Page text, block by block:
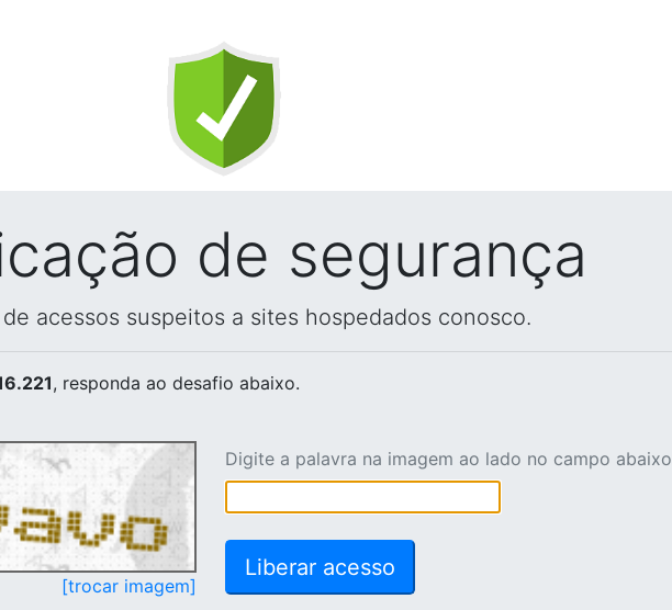
de segurança
acessos suspeitos a sites hospedados conosco.
, responda ao desafio abaixo.
[trocar imagem]
Digite a palavra na imagem ao lado no campo abaixo